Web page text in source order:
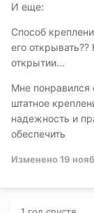
И еще:
Способ
его
открытии...
Мне
штатное
надежность и
обеспечить
Изменено19